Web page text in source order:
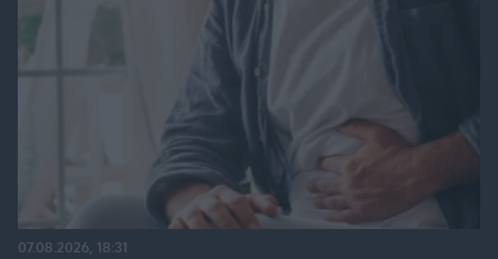
07.08.2026, 18:31